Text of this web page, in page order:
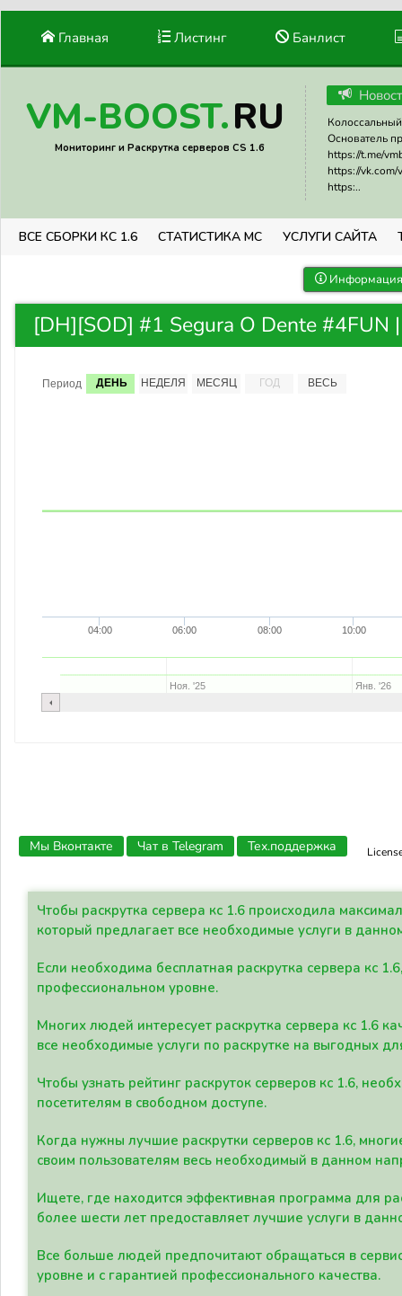
Главная Листинг Банлист
VM-BOOST.RU
Мониторинг и Раскрутка серверов CS 1.6
Основатель
https://t.me/
https://vk.com/
https:..
ВСЕ СБОРКИ КС 1.6 СТАТИСТИКА МС УСЛУГИ САЙТА
[DH][SOD] #1 Segura O Dente #4FUN
Период ДЕНЬ НЕДЕЛЯ МЕСЯЦ ГОД ВЕСЬ
04:00 06:00 08:00 10:00
Ноя. '25 Янв. '26
Мы Вконтакте Чат в Telegram Тех.поддержка
Чтобы раскрутка сервера кс 1.6 происходила
который предлагает все необходимые услуги в
Если необходима бесплатная раскрутка сервера кс
профессиональном уровне.
Многих людей интересует раскрутка сервера кс 1.6
все необходимые услуги по раскрутке на выгодных
Чтобы узнать рейтинг раскруток серверов кс 1.6,
посетителям в свободном доступе.
Когда нужны лучшие раскрутки серверов кс 1.6,
своим пользователям весь необходимый в данном
Ищете, где находится эффективная программа для
более шести лет предоставляет лучшие услуги в
Все больше людей предпочитают обращаться в
уровне и с гарантией профессионального качества.